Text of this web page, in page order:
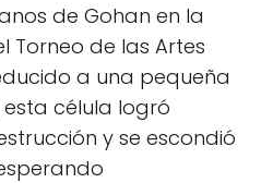
de Gohan en la
de las Artes
a una pequeña
esta célula logró
y se escondió